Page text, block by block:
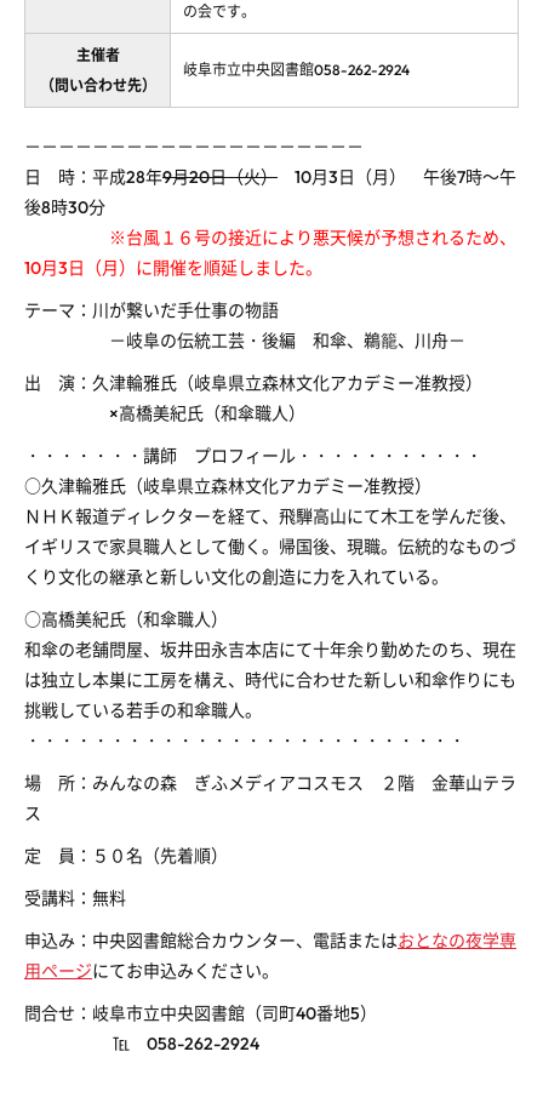
の会です。
主催者
（問い合わせ先）
岐阜市立中央図書館058-262-2924
－－－－－－－－－－－－－－－－－－－－
日 時：平成28年9月20日（火） 10月3日（月） 午後7時～午
後8時30分
※台風１６号の接近により悪天候が予想されるため、
10月3日（月）に開催を順延しました。
テーマ：川が繋いだ手仕事の物語
－岐阜の伝統工芸・後編 和傘、鵜籠、川舟－
出 演：久津輪雅氏（岐阜県立森林文化アカデミー准教授）
×高橋美紀氏（和傘職人）
・・・・・・・講師 プロフィール・・・・・・・・・・・
○久津輪雅氏（岐阜県立森林文化アカデミー准教授）
ＮＨＫ報道ディレクターを経て、飛騨高山にて木工を学んだ後、
イギリスで家具職人として働く。帰国後、現職。伝統的なものづ
くり文化の継承と新しい文化の創造に力を入れている。
○高橋美紀氏（和傘職人）
和傘の老舗問屋、坂井田永吉本店にて十年余り勤めたのち、現在
は独立し本巣に工房を構え、時代に合わせた新しい和傘作りにも
挑戦している若手の和傘職人。
・・・・・・・・・・・・・・・・・・・・・・・・・・
場 所：みんなの森 ぎふメディアコスモス ２階 金華山テラ
ス
定 員：５０名（先着順）
受講料：無料
申込み：中央図書館総合カウンター、電話またはおとなの夜学専
用ページにてお申込みください。
問合せ：岐阜市立中央図書館（司町40番地5）
℡ 058-262-2924